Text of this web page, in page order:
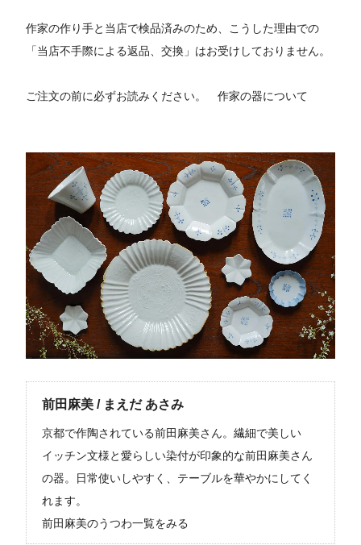
作家の作り手と当店で検品済みのため、こうした理由での
「当店不手際による返品、交換」はお受けしておりません。
ご注文の前に必ずお読みください。 作家の器について
前田麻美 / まえだ あさみ
京都で作陶されている前田麻美さん。繊細で美しい
イッチン文様と愛らしい染付が印象的な前田麻美さん
の器。日常使いしやすく、テーブルを華やかにしてく
れます。
前田麻美のうつわ一覧をみる